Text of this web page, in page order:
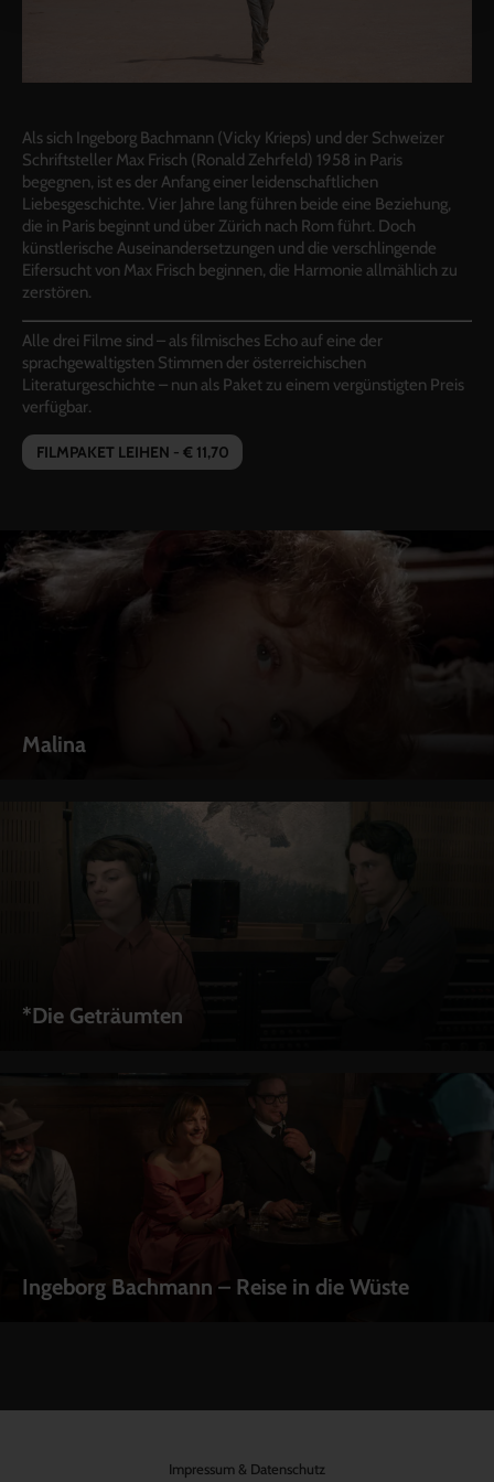
Als sich Ingeborg Bachmann (Vicky Krieps) und der Schweizer
Schriftsteller Max Frisch (Ronald Zehrfeld) 1958 in Paris
begegnen, ist es der Anfang einer leidenschaftlichen
Liebesgeschichte. Vier Jahre lang führen beide eine Beziehung,
die in Paris beginnt und über Zürich nach Rom führt. Doch
künstlerische Auseinandersetzungen und die verschlingende
Eifersucht von Max Frisch beginnen, die Harmonie allmählich zu
zerstören.
Alle drei Filme sind – als filmisches Echo auf eine der
sprachgewaltigsten Stimmen der österreichischen
Literaturgeschichte – nun als Paket zu einem vergünstigten Preis
verfügbar.
FILMPAKET LEIHEN - € 11,70
Malina
*Die Geträumten
Ingeborg Bachmann – Reise in die Wüste
Impressum & Datenschutz